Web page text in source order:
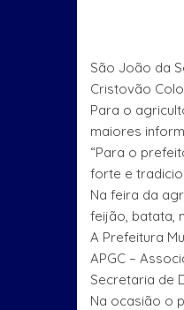
São João da
Cristovão
Para o
maiores
“Para o
forte e
Na feira da
feijão, batata,
A Prefeitura
APGC –
Secretaria de
Na ocasião o